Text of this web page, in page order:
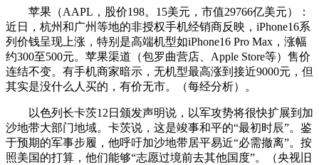
苹果（AAPL，股价198。15美元，市值29766亿美元）：
近日，杭州和广州等地的非授权手机经销商反映，iPhone16系
列价钱呈现上涨，特别是高端机型如iPhone16 Pro Max，涨幅
约300至500元。苹果渠道（包罗曲营店、Apple Store等）售价
连结不变。有手机商家暗示，无机型最高涨到接近9000元，但
其实是没什么人买的，有价无市。（每经分析）。
以色列长卡茨12日颁发声明说，以军攻势将很快扩展到加
沙地带大部门地域。卡茨说，这是竣事和平的“最初时辰”。鉴
于预期的军事步履，他呼吁加沙地带居平易近“必需撤离”。按
照美国的打算，他们能够“志愿过境前去其他国度”。（央视旧